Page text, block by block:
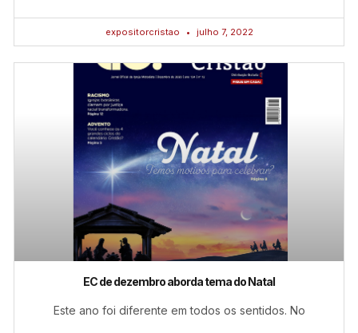
expositorcristao julho 7, 2022
EC de dezembro aborda tema do Natal
Este ano foi diferente em todos os sentidos. No